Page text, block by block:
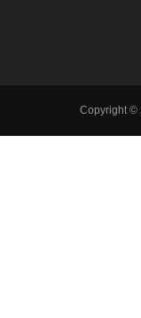
Copyright